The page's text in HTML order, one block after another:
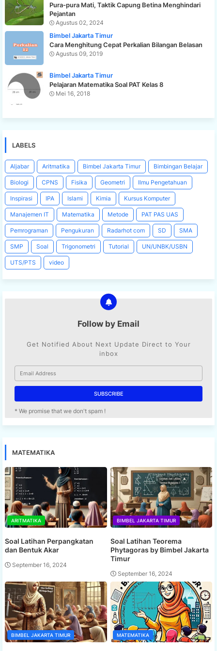
Pura-pura Mati, Taktik Capung Betina Menghindari
Pejantan
Agustus 02, 2024
Bimbel Jakarta Timur
Cara Menghitung Cepat Perkalian Bilangan Belasan
Agustus 09, 2019
Bimbel Jakarta Timur
Pelajaran Matematika Soal PAT Kelas 8
Mei 16, 2018
LABELS
Aljabar Aritmatika Bimbel Jakarta Timur Bimbingan Belajar
Biologi CPNS Fisika Geometri Ilmu Pengetahuan
Inspirasi IPA Islami Kimia Kursus Komputer
Manajemen IT Matematika Metode PAT PAS UAS
Pemrograman Pengukuran Radarhot com SD SMA
SMP Soal Trigonometri Tutorial UN/UNBK/USBN
UTS/PTS video
Follow by Email
Get Notified About Next Update Direct to Your
inbox
* We promise that we don't spam !
MATEMATIKA
ARITMATIKA
Soal Latihan Perpangkatan
dan Bentuk Akar
September 16, 2024
BIMBEL JAKARTA TIMUR
Soal Latihan Teorema
Phytagoras by Bimbel Jakarta
Timur
September 16, 2024
BIMBEL JAKARTA TIMUR MATEMATIKA